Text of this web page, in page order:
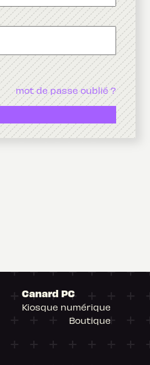
mot de passe oublié ?
Canard PC
Kiosque numérique
Boutique